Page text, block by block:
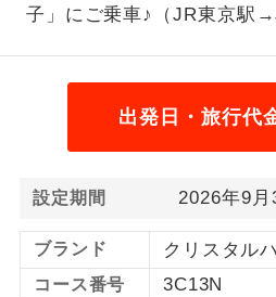
子」にご乗車♪（JR東京駅
出発日・旅行代
設定期間 2026年9月
ブランド クリスタル
コース番号 3C13N
金
ご夫婦限定
ご夫婦限定
女性限定
女性限定で
す。
年齢制限あり
ご参加にあ
です。